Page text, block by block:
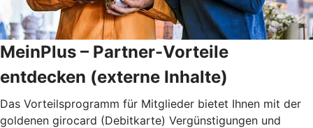
MeinPlus – Partner-Vorteile
entdecken (externe Inhalte)
Das Vorteilsprogramm für Mitglieder bietet Ihnen mit der
goldenen girocard (Debitkarte) Vergünstigungen und